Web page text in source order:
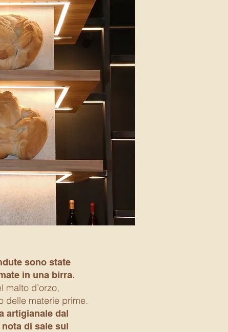
sono state
in una birra.
malto d’orzo,
delle materie prime.
artigianale dal
di sale sul